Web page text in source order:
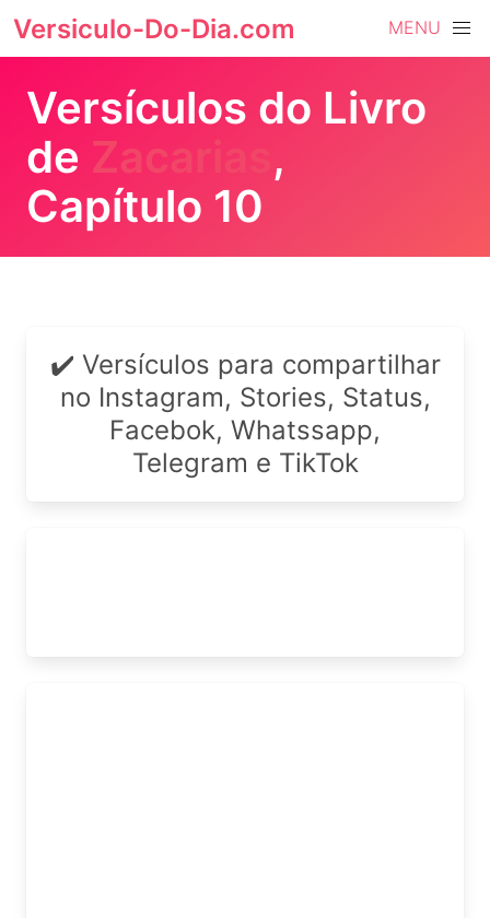
Versiculo-Do-Dia.com MENU
Versículos do Livro
de Zacarias ,
Capítulo 10
✔️ Versículos para compartilhar
no Instagram, Stories, Status,
Facebok, Whatssapp,
Telegram e TikTok